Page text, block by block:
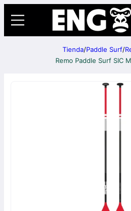
Tienda/Paddle Surf/
Remo Paddle Surf SIC